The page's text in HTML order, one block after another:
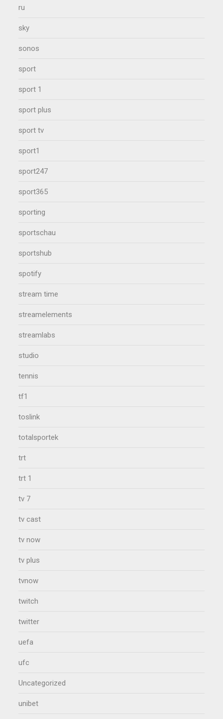
ru
sky
sonos
sport
sport 1
sport plus
sport tv
sport1
sport247
sport365
sporting
sportschau
sportshub
spotify
stream time
streamelements
streamlabs
studio
tennis
tf1
toslink
totalsportek
trt
trt 1
tv 7
tv cast
tv now
tv plus
tvnow
twitch
twitter
uefa
ufc
Uncategorized
unibet